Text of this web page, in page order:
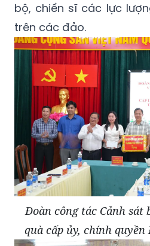
bộ, chiến sĩ các lực
trên các đảo.
Đoàn công tác Cảnh sát
quà cấp ủy, chính quyền